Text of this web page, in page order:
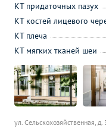
ул. Сельскохозяйственная, д.
КТ придаточных пазух
КТ костей лицевого
КТ плеча
КТ мягких тканей шеи